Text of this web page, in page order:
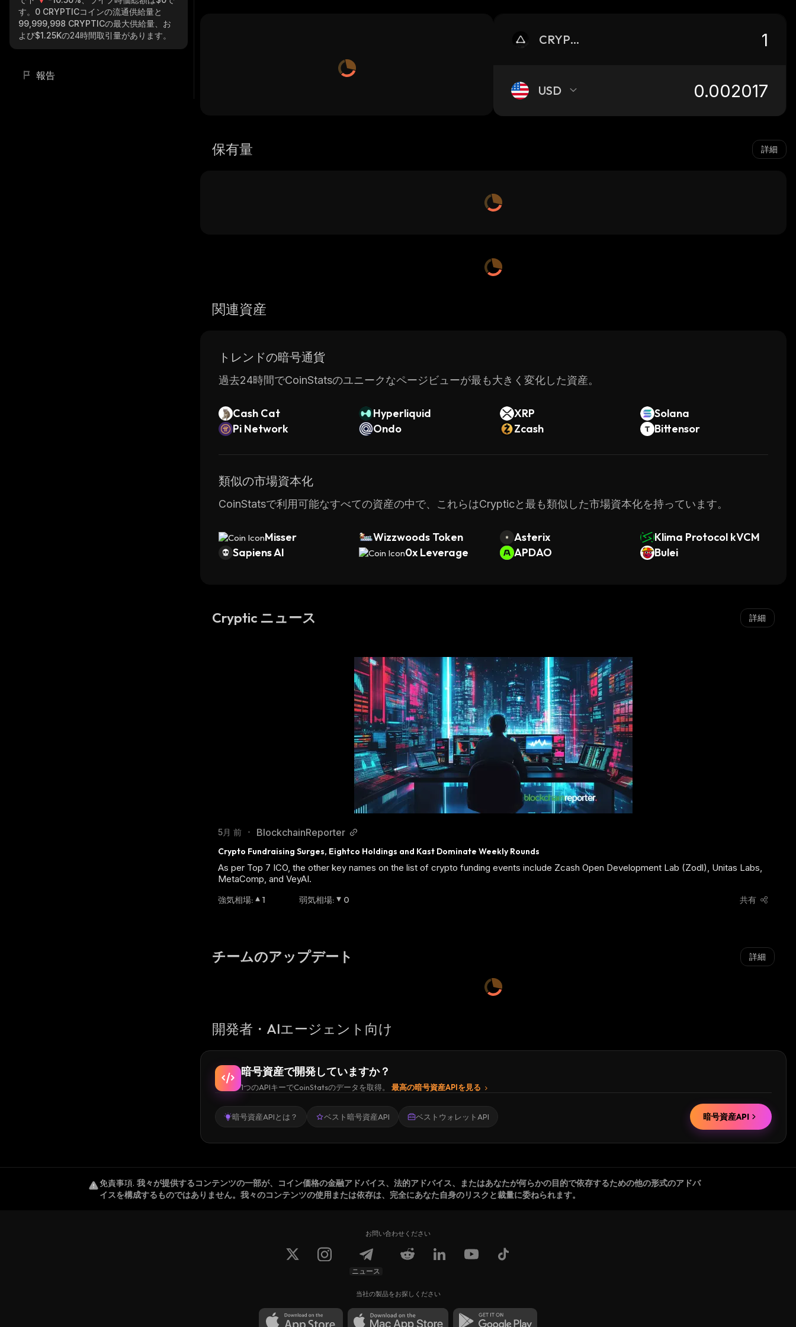
す。 0 CRYPTICコインの流通供給量と
99,999,998 CRYPTICの最大供給量、お
よび$1.25Kの24時間取引量があります。
報告
CRYPTIC
USD
保有量 詳細
関連資産
トレンドの暗号通貨
過去24時間でCoinStatsのユニークなページビューが最も大きく変化した資産。
Cash Cat Hyperliquid XRP
Solana
Pi Network
Ondo Zcash Bittensor
類似の市場資本化
CoinStatsで利用可能なすべての資産の中で、これらはCrypticと最も類似した市場資本化を持っています。
Misser Wizzwoods Token Asterix
Klima Protocol kVCM
Sapiens AI
0x Leverage APDAO Bulei
Cryptic ニュース 詳細
5月 前 • BlockchainReporter
Crypto Fundraising Surges, Eightco Holdings and Kast Dominate Weekly Rounds
As per Top 7 ICO, the other key names on the list of crypto funding events include Zcash Open Development Lab (Zodl), Unitas Labs,
MetaComp, and VeyAI.
強気相場: 1 弱気相場: 0 共有
チームのアップデート 詳細
開発者・AIエージェント向け
暗号資産で開発していますか？
1つのAPIキーでCoinStatsのデータを取得。 最高の暗号資産APIを見る
暗号資産APIとは？ ベスト暗号資産API ベストウォレットAPI 暗号資産API
免責事項. 我々が提供するコンテンツの一部が、コイン価格の金融アドバイス、法的アドバイス、またはあなたが何らかの目的で依存するための他の形式のアドバ
イスを構成するものではありません。我々のコンテンツの使用または依存は、完全にあなた自身のリスクと裁量に委ねられます。
お問い合わせください
ニュース
当社の製品をお探しください